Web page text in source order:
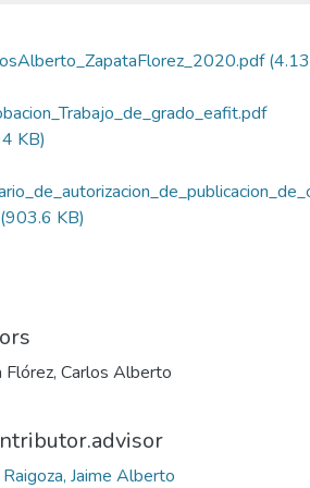
(4.13
KB)
KB)
Flórez, Carlos Alberto
Jaime Alberto